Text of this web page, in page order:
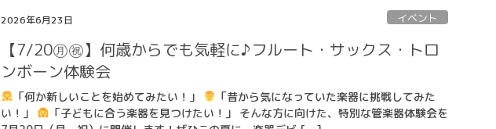
2026年6月23日 イベント
【7/20㊊㊗】何歳からでも気軽に♪フルート・サックス・トロ
ンボーン体験会
「何か新しいことを始めてみたい！」
「昔から気になっていた楽器に挑戦してみた
い！」
「子どもに合う楽器を見つけたい！」 そんな方に向けた、特別な管楽器体験会を